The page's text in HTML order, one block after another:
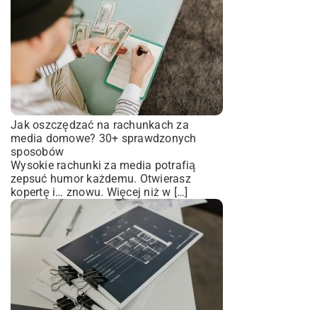
Jak oszczędzać na rachunkach za
media domowe? 30+ sprawdzonych
sposobów
Wysokie rachunki za media potrafią
zepsuć humor każdemu. Otwierasz
kopertę i… znowu. Więcej niż w […]